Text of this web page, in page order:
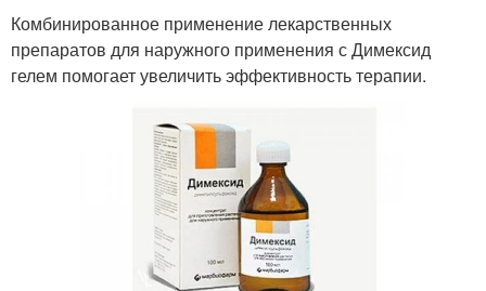
Комбинированное применение лекарственных
препаратов для наружного применения с Димексид
гелем помогает увеличить эффективность терапии.